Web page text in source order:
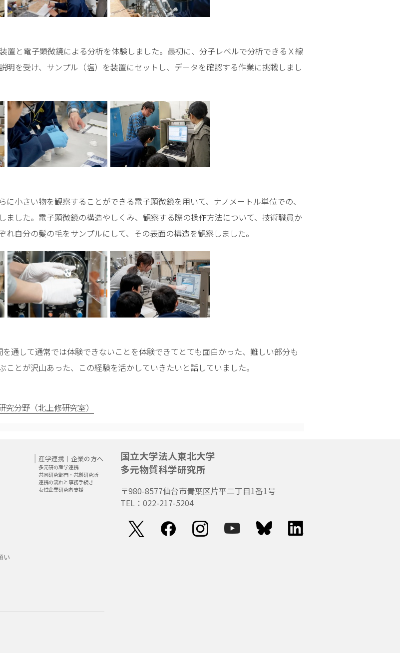
置と電子顕微鏡による分析を体験しました。最初に、分子レベルで分析できるＸ線
明を受け、サンプル（塩）を装置にセットし、データを確認する作業に挑戦しまし
小さい物を観察することができる電子顕微鏡を用いて、ナノメートル単位での、
ました。電子顕微鏡の構造やしくみ、観察する際の操作方法について、技術職員か
れ自分の髪の毛をサンプルにして、その表面の構造を観察しました。
通して通常では体験できないことを体験できてとても面白かった、難しい部分も
ことが沢山あった、この経験を活かしていきたいと話していました。
分野（北上修研究室）
産学連携｜企業の方へ
多元研の産学連携
共同研究部門・共創研究所
連携の流れと事務手続き
女性企業研究者支援
い
国立大学法人東北大学
多元物質科学研究所
〒980-8577仙台市青葉区片平二丁目1番1号
TEL：022-217-5204